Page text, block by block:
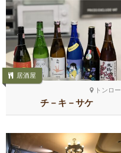
トンロー
居酒屋
チ－キ－サケ